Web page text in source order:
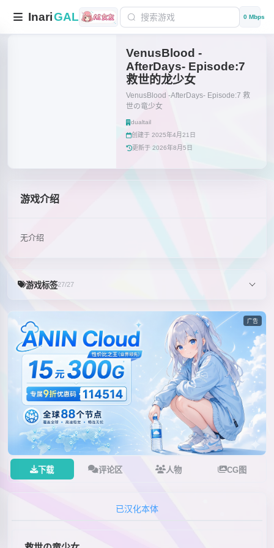
InariGAL 0 Mbps
VenusBlood -
AfterDays- Episode:7
救世的龙少女
VenusBlood -AfterDays- Episode:7 救
世の竜少女
dualtail
创建于 2025年4月21日
更新于 2026年8月5日
游戏介绍
无介绍
游戏标签27/27
广告
下载 评论区 人物 CG图
已汉化本体